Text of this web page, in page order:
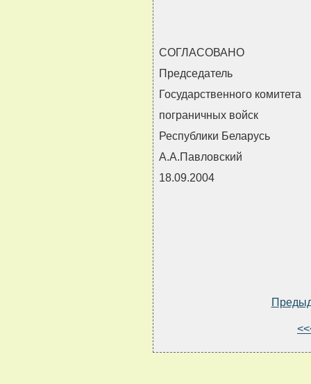
СОГЛАСОВАНО
Председатель
Государственного комитета
пограничных войск
Республики Беларусь
А.А.Павловский
18.09.2004